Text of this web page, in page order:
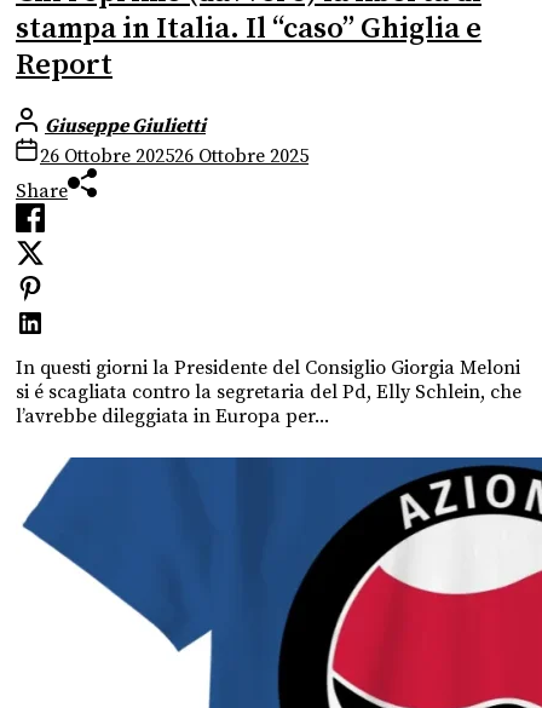
stampa in Italia. Il “caso” Ghiglia e
Report
Giuseppe Giulietti
26 Ottobre 202526 Ottobre 2025
Share
In questi giorni la Presidente del Consiglio Giorgia Meloni
si é scagliata contro la segretaria del Pd, Elly Schlein, che
l’avrebbe dileggiata in Europa per...